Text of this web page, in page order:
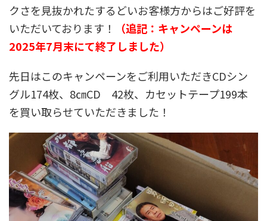
クさを見抜かれたするどいお客様方からはご好評を
いただいております！
（追記：キャンペーンは
2025年7月末にて終了しました）
先日はこのキャンペーンをご利用いただきCDシン
グル174枚、8㎝CD 42枚、カセットテープ199本
を買い取らせていただきました！